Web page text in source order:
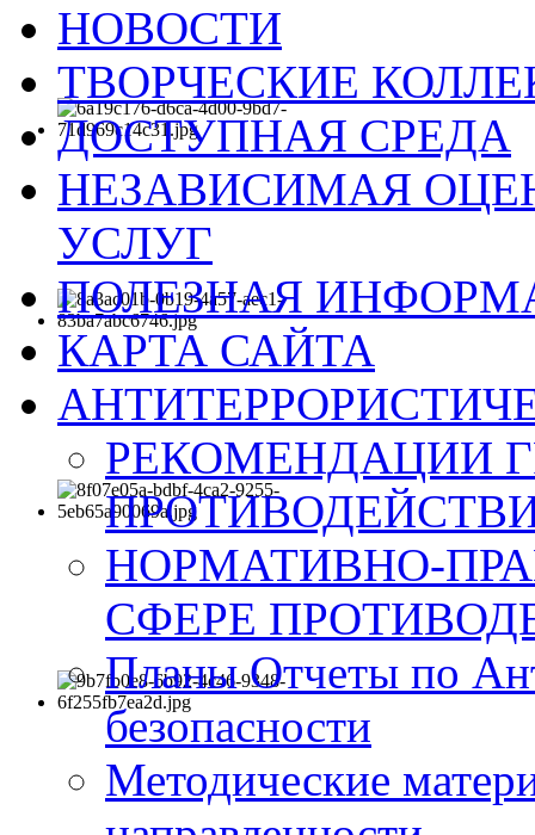
НОВОСТИ
ТВОРЧЕСКИЕ
ДОСТУПНАЯ СРЕДА
НЕЗАВИСИМАЯ
УСЛУГ
ПОЛЕЗНАЯ
КАРТА САЙТА
РЕКОМЕНДАЦИИ
НОРМАТИВНО-
СФЕРЕ
Планы Отчеты по
безопасности
Методические